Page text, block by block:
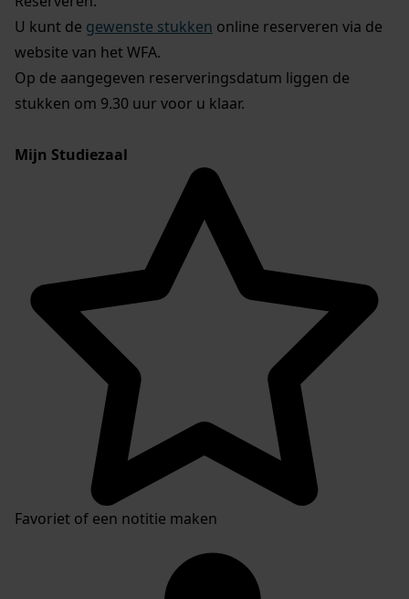
U kunt de gewenste stukken online reserveren via de
website van het WFA.
Op de aangegeven reserveringsdatum liggen de
stukken om 9.30 uur voor u klaar.
Mijn Studiezaal
Favoriet of een notitie maken